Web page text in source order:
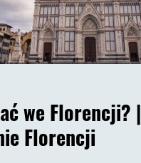
we Florencji? |
Florencji